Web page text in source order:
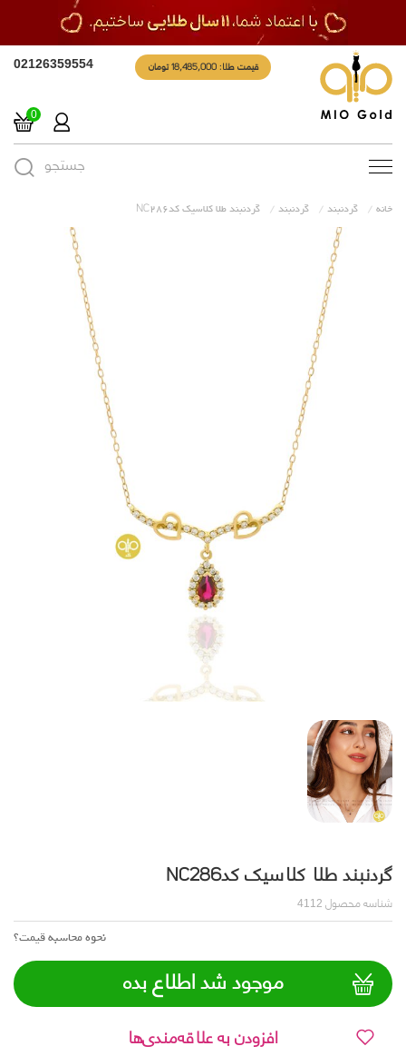
قیمت طلا: 18,485,000 تومان 02126359554
0
Toggle جستجو
خانه گردنبند گردنبند گردنبند طلا کلاسیک کدNC286
گردنبند طلا کلاسیک کدNC286
شناسه محصول
نحوه محاسبه قیمت؟
موجود شد اطلاع بده
افزودن به علاقه‌مندی‌ها